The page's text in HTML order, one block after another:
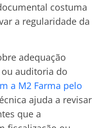
costuma
a regularidade da
adequação
auditoria do
a M2 Farma pelo
ajuda a revisar
que a